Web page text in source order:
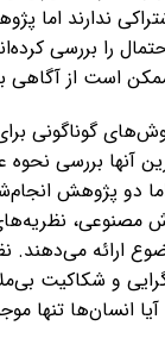
ندارند اما
را بررسی
است از آگاهی
گوناگونی
آنها بررسی
پژوهش
مصنوعی،
ارائه می‌دهند.
و شکاکیت
انسان‌ها تنها